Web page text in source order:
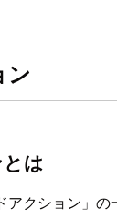
ン
は
クション」